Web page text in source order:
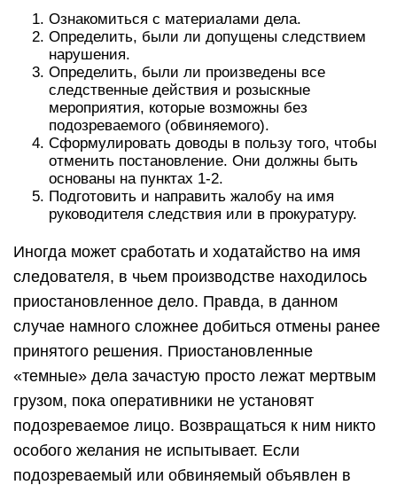
Ознакомиться с материалами дела.
Определить, были ли допущены следствием
нарушения.
Определить, были ли произведены все
следственные действия и розыскные
мероприятия, которые возможны без
подозреваемого (обвиняемого).
Сформулировать доводы в пользу того, чтобы
отменить постановление. Они должны быть
основаны на пунктах 1-2.
Подготовить и направить жалобу на имя
руководителя следствия или в прокуратуру.
Иногда может сработать и ходатайство на имя
следователя, в чьем производстве находилось
приостановленное дело. Правда, в данном
случае намного сложнее добиться отмены ранее
принятого решения. Приостановленные
«темные» дела зачастую просто лежат мертвым
грузом, пока оперативники не установят
подозреваемое лицо. Возвращаться к ним никто
особого желания не испытывает. Если
подозреваемый или обвиняемый объявлен в